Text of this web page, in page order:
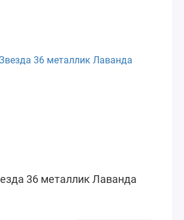
36 металлик Лаванда